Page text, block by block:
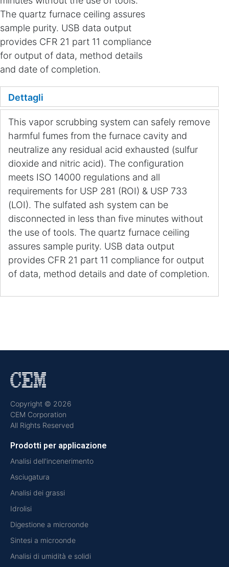
The quartz furnace ceiling assures
sample purity. USB data output
provides CFR 21 part 11 compliance
for output of data, method details
and date of completion.
Dettagli
This vapor scrubbing system can safely remove
harmful fumes from the furnace cavity and
neutralize any residual acid exhausted (sulfur
dioxide and nitric acid). The configuration
meets ISO 14000 regulations and all
requirements for USP 281 (ROI) & USP 733
(LOI). The sulfated ash system can be
disconnected in less than five minutes without
the use of tools. The quartz furnace ceiling
assures sample purity. USB data output
provides CFR 21 part 11 compliance for output
of data, method details and date of completion.
Copyright © 2026
CEM Corporation
All Rights Reserved
Prodotti per applicazione
Analisi dell'incenerimento
Asciugatura
Analisi dei grassi
Idrolisi
Digestione a microonde
Sintesi a microonde
Analisi di umidità e solidi